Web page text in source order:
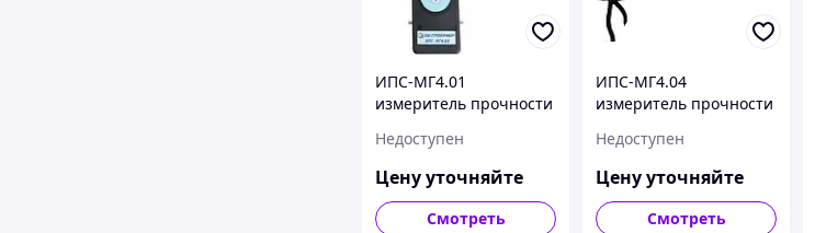
ИПС-МГ4.01
измеритель прочности
Недоступен
Цену уточняйте
Смотреть
ИПС-МГ4.04
измеритель прочности
Недоступен
Цену уточняйте
Смотреть